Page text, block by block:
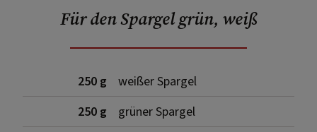
Für den Spargel grün, weiß
250 g
weißer Spargel
250 g
grüner Spargel